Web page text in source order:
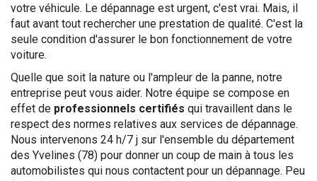
votre véhicule. Le dépannage est urgent, c'est vrai. Mais, il
faut avant tout rechercher une prestation de qualité. C'est la
seule condition d'assurer le bon fonctionnement de votre
voiture.
Quelle que soit la nature ou l'ampleur de la panne, notre
entreprise peut vous aider. Notre équipe se compose en
effet de professionnels certifiés qui travaillent dans le
respect des normes relatives aux services de dépannage.
Nous intervenons 24 h/7 j sur l'ensemble du département
des Yvelines (78) pour donner un coup de main à tous les
automobilistes qui nous contactent pour un dépannage. Peu